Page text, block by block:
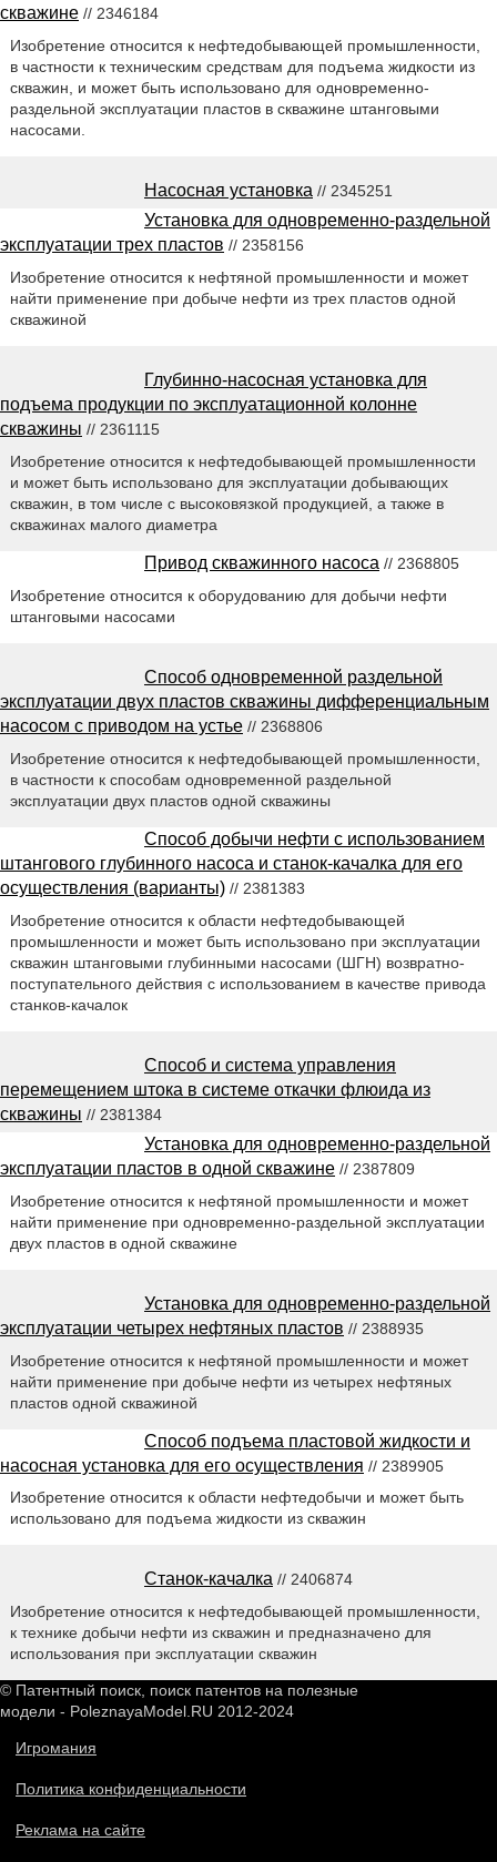
скважине // 2346184
Изобретение относится к нефтедобывающей промышленности,
в частности к техническим средствам для подъема жидкости из
скважин, и может быть использовано для одновременно-
раздельной эксплуатации пластов в скважине штанговыми
насосами.
Насосная установка // 2345251
Установка для одновременно-раздельной
эксплуатации трех пластов // 2358156
Изобретение относится к нефтяной промышленности и может
найти применение при добыче нефти из трех пластов одной
скважиной
Глубинно-насосная установка для
подъема продукции по эксплуатационной колонне
скважины // 2361115
Изобретение относится к нефтедобывающей промышленности
и может быть использовано для эксплуатации добывающих
скважин, в том числе с высоковязкой продукцией, а также в
скважинах малого диаметра
Привод скважинного насоса // 2368805
Изобретение относится к оборудованию для добычи нефти
штанговыми насосами
Способ одновременной раздельной
эксплуатации двух пластов скважины дифференциальным
насосом с приводом на устье // 2368806
Изобретение относится к нефтедобывающей промышленности,
в частности к способам одновременной раздельной
эксплуатации двух пластов одной скважины
Способ добычи нефти с использованием
штангового глубинного насоса и станок-качалка для его
осуществления (варианты) // 2381383
Изобретение относится к области нефтедобывающей
промышленности и может быть использовано при эксплуатации
скважин штанговыми глубинными насосами (ШГН) возвратно-
поступательного действия с использованием в качестве привода
станков-качалок
Способ и система управления
перемещением штока в системе откачки флюида из
скважины // 2381384
Установка для одновременно-раздельной
эксплуатации пластов в одной скважине // 2387809
Изобретение относится к нефтяной промышленности и может
найти применение при одновременно-раздельной эксплуатации
двух пластов в одной скважине
Установка для одновременно-раздельной
эксплуатации четырех нефтяных пластов // 2388935
Изобретение относится к нефтяной промышленности и может
найти применение при добыче нефти из четырех нефтяных
пластов одной скважиной
Способ подъема пластовой жидкости и
насосная установка для его осуществления // 2389905
Изобретение относится к области нефтедобычи и может быть
использовано для подъема жидкости из скважин
Станок-качалка // 2406874
Изобретение относится к нефтедобывающей промышленности,
к технике добычи нефти из скважин и предназначено для
использования при эксплуатации скважин
© Патентный поиск, поиск патентов на полезные
модели - PoleznayaModel.RU 2012-2024
Игромания
Политика конфиденциальности
Реклама на сайте